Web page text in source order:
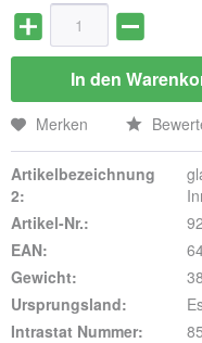
In den
Merken
Artikelbezeichnung
2:
Artikel-Nr.:
EAN:
Gewicht:
Ursprungsland:
Intrastat Nummer: